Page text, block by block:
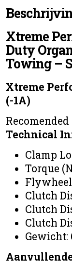
Xtreme
Duty
Towing –
Xtreme
(-1A)
Technical
Clamp
Torque
Flywheel
Clutch
Clutch
Clutch
Gewicht: